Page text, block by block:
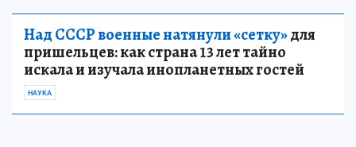
Над СССР военные натянули «сетку»для
пришельцев: как страна 13 лет тайно
искала и изучала инопланетных гостей
НАУКА